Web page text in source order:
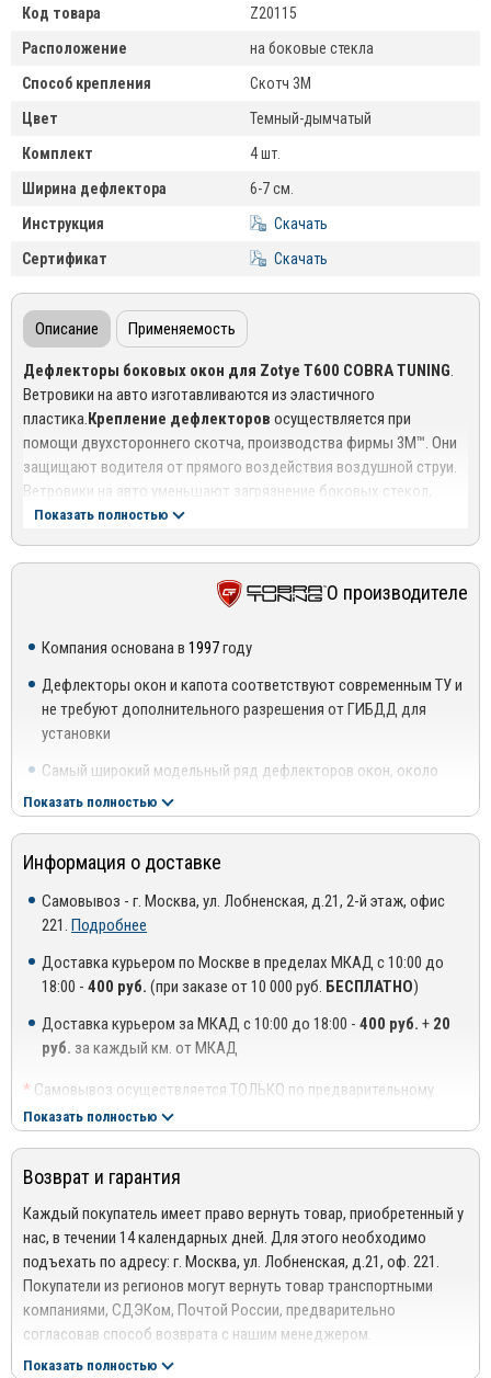
Код товара
Z20115
Расположение
на боковые стекла
Способ крепления
Скотч 3М
Цвет
Темный-дымчатый
Комплект
4 шт.
Ширина дефлектора
6-7 см.
Инструкция
Скачать
Сертификат
Скачать
Описание Применяемость
Дефлекторы боковых окон для Zotye T600 COBRA TUNING.
Ветровики на авто изготавливаются из эластичного
пластика.Крепление дефлекторов осуществляется при
помощи двухстороннего скотча, производства фирмы 3М™. Они
защищают водителя от прямого воздействия воздушной струи.
Ветровики на авто уменьшают загрязнение боковых стекол,
обеспечивая лучшую видимость через боковые зеркала.
снегопад, подчеркивают силуэт автомобиля. Для установки
ветровика необходимо предварительно обезжирить
поверхность рамки двери. Крепко прижать ветровик.
Дают возможность опускать стекла, независимо от погоды
за окном;
Высокая ударная прочность;
Устойчивость к негативному воздействию факторов
окружающей среды;
Невосприимчивость к ультрафиолетовому излучению;
Простота в установке;
Экологичность;
Продолжительный срок службы.
Показать полностью
О производителе
Компания основана в 1997году
Дефлекторы окон и капота соответствуют современным ТУ и
не требуют дополнительного разрешения от ГИБДД для
установки
Самый широкий модельный ряд дефлекторов окон, около
5500 наименований
Каждую неделю добавляется 5-7 новых моделей
В производстве используются высококачественные
материалы от ведущих производителей в своей отрасли:
Оргстекло высшего качества, соответствует ГОСТ
Оригинальный 3М скотч производства Германия от
официального дистрибьютора 3М в России.
Показать полностью
Информация о доставке
Самовывоз - г. Москва, ул. Лобненская, д.21, 2-й этаж, офис
221. Подробнее
Доставка курьером по Москве в пределах МКАД с 10:00 до
18:00 - 400 руб. (при заказе от 10 000 руб. БЕСПЛАТНО)
Доставка курьером за МКАД с 10:00 до 18:00 - 400 руб. + 20
руб. за каждый км. от МКАД
* Самовывоз осуществляется ТОЛЬКО по предварительному
согласованию с менеджером!
**Доставка осуществляется до подъезда, либо до ближайшего
проходная ТЦ или БЦ).
***Доставка до квартиры/офиса платная: + 100 руб. за заказ
весом до 10 кг., +200 руб. за заказ весом свыше 10 кг.
РЕГИОНАЛЬНАЯ ДОСТАВКА ПО РОССИИ, БЕЛАРУСИИ И
КАЗАХСТАНУ
Стоимость доставки от 1000 руб. рассчитывается
менеджером!
Показать полностью
Возврат и гарантия
Каждый покупатель имеет право вернуть товар, приобретенный у
нас, в течении 14 календарных дней. Для этого необходимо
подъехать по адресу: г. Москва, ул. Лобненская, д.21, оф. 221.
Покупатели из регионов могут вернуть товар транспортными
компаниями, СДЭКом, Почтой России, предварительно
согласовав способ возврата с нашим менеджером.
Подробнее сморите в разделе
Показать полностью